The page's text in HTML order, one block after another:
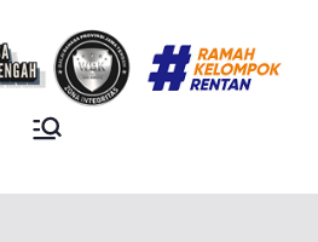
TENGAH